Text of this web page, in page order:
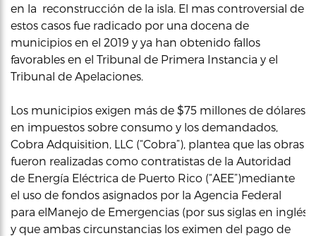
en la reconstrucción de la isla. El mas controversial de
estos casos fue radicado por una docena de
municipios en el 2019 y ya han obtenido fallos
favorables en el Tribunal de Primera Instancia y el
Tribunal de Apelaciones.
Los municipios exigen más de $75 millones de dólares
en impuestos sobre consumo y los demandados,
Cobra Adquisition, LLC (“Cobra”), plantea que las obras
fueron realizadas como contratistas de la Autoridad
de Energía Eléctrica de Puerto Rico (“AEE”)mediante
el uso de fondos asignados por la Agencia Federal
para elManejo de Emergencias (por sus siglas en inglés
y que ambas circunstancias los eximen del pago de